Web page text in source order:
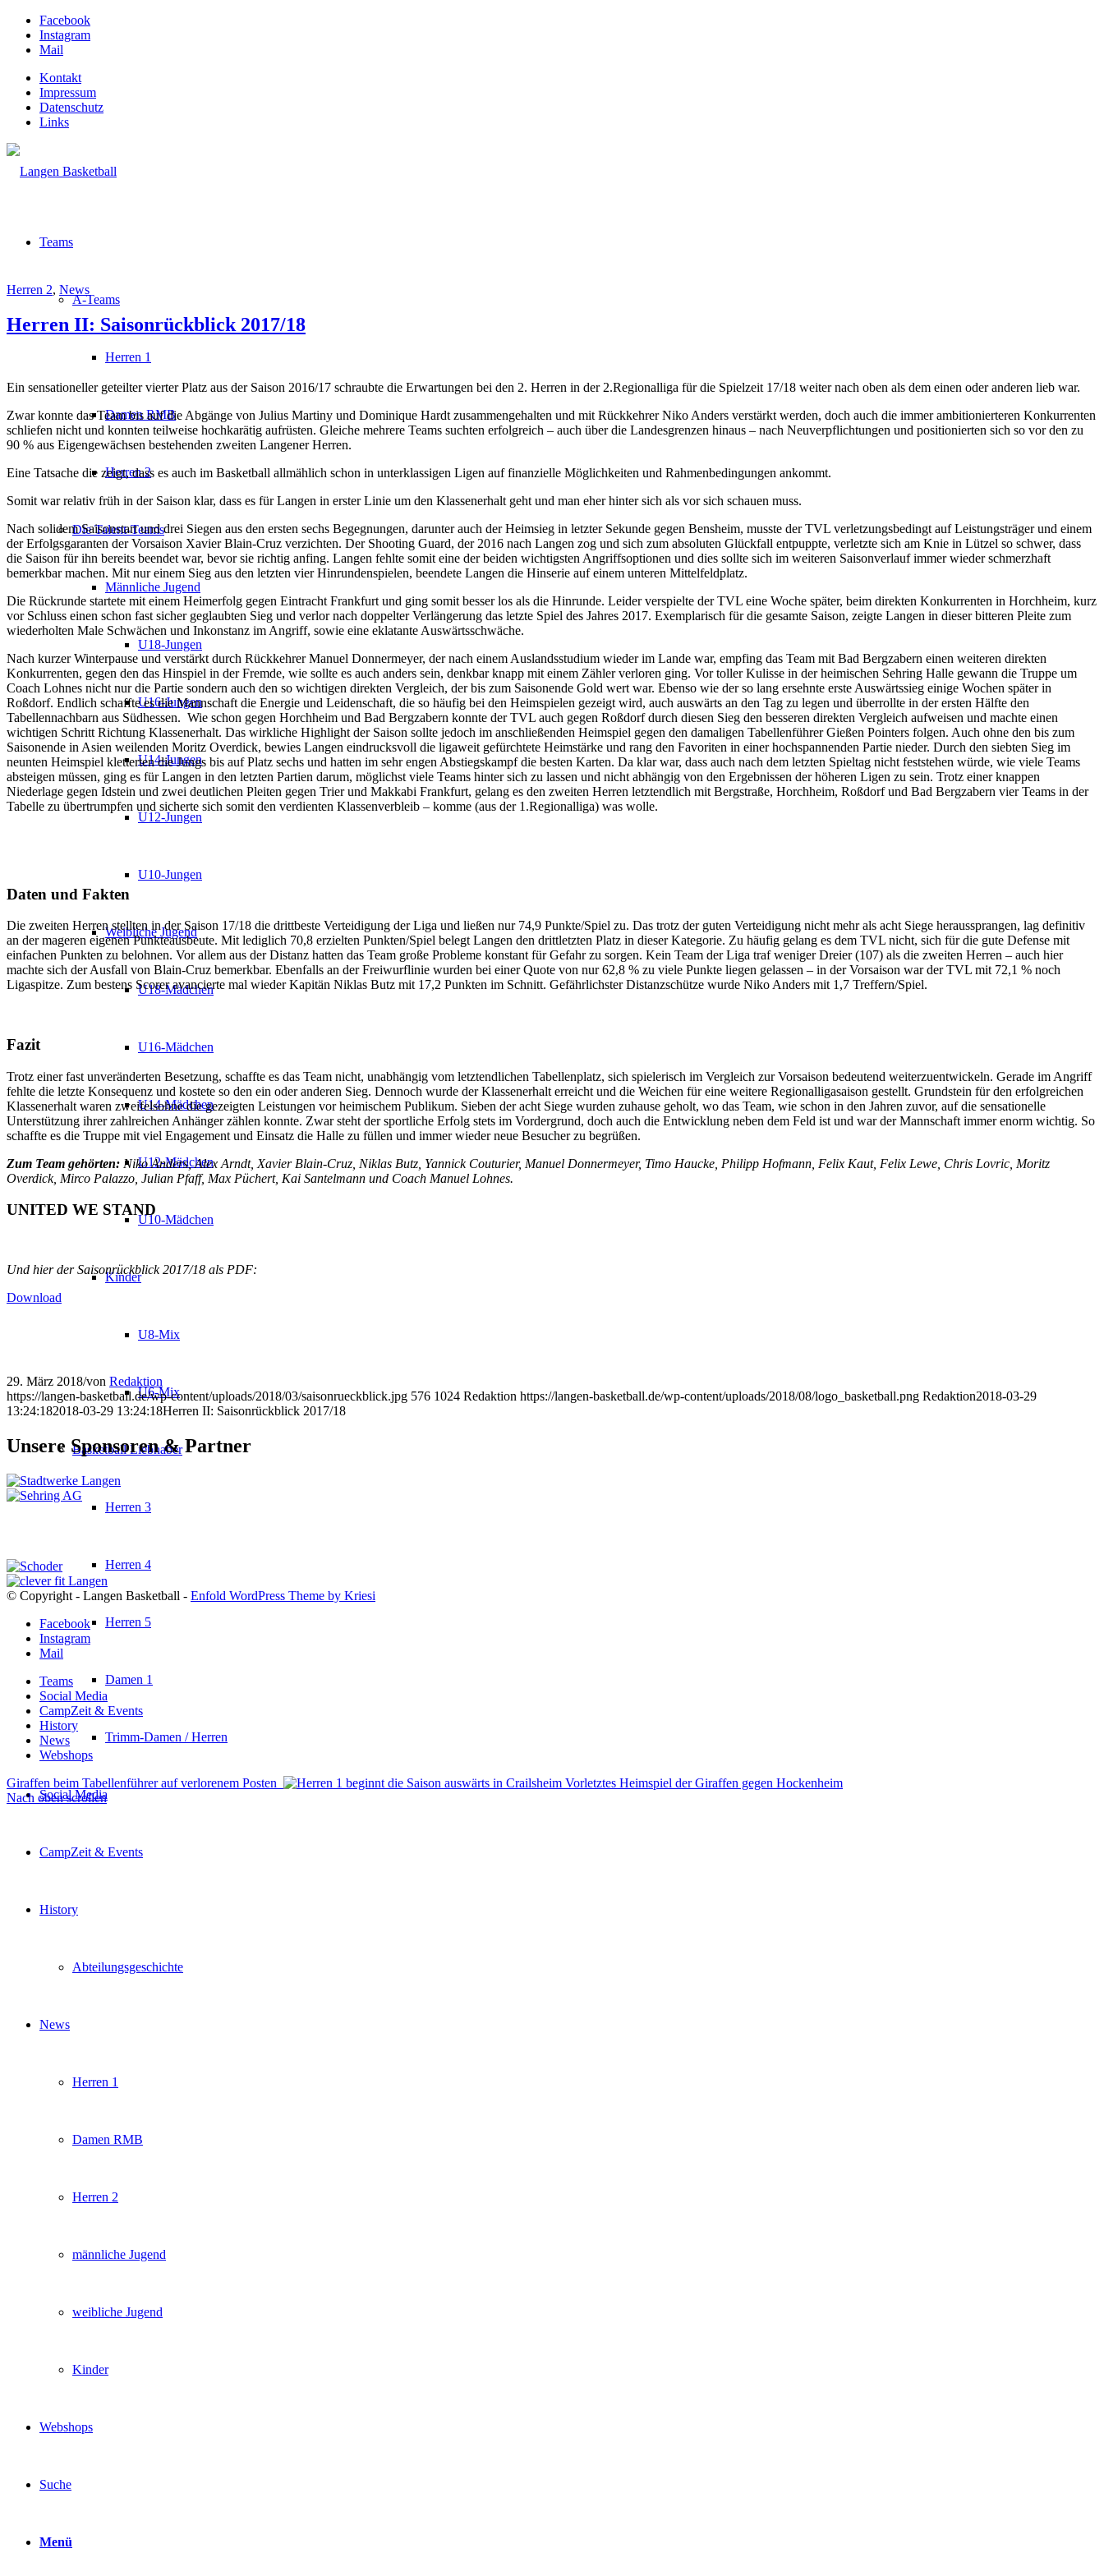
Facebook
Instagram
Mail
Kontakt
Impressum
Datenschutz
Links
Teams
A-Teams
Herren 1
Damen RMB
Herren 2
Die Talent-Teams
Männliche Jugend
U18-Jungen
U16-Jungen
U14-Jungen
U12-Jungen
U10-Jungen
Weibliche Jugend
U18-Mädchen
U16-Mädchen
U14-Mädchen
U12-Mädchen
U10-Mädchen
Kinder
U8-Mix
U6-Mix
Basketball Liebhaber
Herren 3
Herren 4
Herren 5
Damen 1
Trimm-Damen / Herren
Social Media
CampZeit & Events
History
Abteilungsgeschichte
News
Herren 1
Damen RMB
Herren 2
männliche Jugend
weibliche Jugend
Kinder
Webshops
Suche
Menü
Herren 2, News
Herren II: Saisonrückblick 2017/18
Ein sensationeller geteilter vierter Platz aus der Saison 2016/17 schraubte die Erwartungen bei den 2. Herren in der 2.Regionalliga für die Spielzeit 17/18 weiter nach oben als dem einen oder anderen lieb war.
Zwar konnte das Team bis auf die Abgänge von Julius Martiny und Dominique Hardt zusammengehalten und mit Rückkehrer Niko Anders verstärkt werden, doch auch die immer ambitionierteren Konkurrenten
schliefen nicht und konnten teilweise hochkarätig aufrüsten. Gleiche mehrere Teams suchten erfolgreich – auch über die Landesgrenzen hinaus – nach Neuverpflichtungen und positionierten sich so vor den zu
90 % aus Eigengewächsen bestehenden zweiten Langener Herren.
Eine Tatsache die zeigt, dass es auch im Basketball allmählich schon in unterklassigen Ligen auf finanzielle Möglichkeiten und Rahmenbedingungen ankommt.
Somit war relativ früh in der Saison klar, dass es für Langen in erster Linie um den Klassenerhalt geht und man eher hinter sich als vor sich schauen muss.
Nach solidem Saisonstart und drei Siegen aus den ersten sechs Begegnungen, darunter auch der Heimsieg in letzter Sekunde gegen Bensheim, musste der TVL verletzungsbedingt auf Leistungsträger und einem
der Erfolgsgaranten der Vorsaison Xavier Blain-Cruz verzichten. Der Shooting Guard, der 2016 nach Langen zog und sich zum absoluten Glückfall entpuppte, verletzte sich am Knie in Lützel so schwer, dass
die Saison für ihn bereits beendet war, bevor sie richtig anfing. Langen fehlte somit eine der beiden wichtigsten Angriffsoptionen und dies sollte sich im weiteren Saisonverlauf immer wieder schmerzhaft
bemerkbar machen. Mit nur einem Sieg aus den letzten vier Hinrundenspielen, beendete Langen die Hinserie auf einem unteren Mittelfeldplatz.
Die Rückrunde startete mit einem Heimerfolg gegen Eintracht Frankfurt und ging somit besser los als die Hinrunde. Leider verspielte der TVL eine Woche später, beim direkten Konkurrenten in Horchheim, kurz
vor Schluss einen schon fast sicher geglaubten Sieg und verlor nach doppelter Verlängerung das letzte Spiel des Jahres 2017. Exemplarisch für die gesamte Saison, zeigte Langen in dieser bitteren Pleite zum
wiederholten Male Schwächen und Inkonstanz im Angriff, sowie eine eklatante Auswärtsschwäche.
Nach kurzer Winterpause und verstärkt durch Rückkehrer Manuel Donnermeyer, der nach einem Auslandsstudium wieder im Lande war, empfing das Team mit Bad Bergzabern einen weiteren direkten
Konkurrenten, gegen den das Hinspiel in der Fremde, wie sollte es auch anders sein, denkbar knapp mit einem Zähler verloren ging. Vor toller Kulisse in der heimischen Sehring Halle gewann die Truppe um
Coach Lohnes nicht nur die Partie sondern auch den so wichtigen direkten Vergleich, der bis zum Saisonende Gold wert war. Ebenso wie der so lang ersehnte erste Auswärtssieg einige Wochen später in
Roßdorf. Endlich schaffte es die Mannschaft die Energie und Leidenschaft, die so häufig bei den Heimspielen gezeigt wird, auch auswärts an den Tag zu legen und überrollte in der ersten Hälfte den
Tabellennachbarn aus Südhessen. Wie schon gegen Horchheim und Bad Bergzabern konnte der TVL auch gegen Roßdorf durch diesen Sieg den besseren direkten Vergleich aufweisen und machte einen
wichtigen Schritt Richtung Klassenerhalt. Das wirkliche Highlight der Saison sollte jedoch im anschließenden Heimspiel gegen den damaligen Tabellenführer Gießen Pointers folgen. Auch ohne den bis zum
Saisonende in Asien weilenden Moritz Overdick, bewies Langen eindrucksvoll die ligaweit gefürchtete Heimstärke und rang den Favoriten in einer hochspannenden Partie nieder. Durch den siebten Sieg im
neunten Heimspiel kletterten die Jungs bis auf Platz sechs und hatten im sehr engen Abstiegskampf die besten Karten. Da klar war, dass auch nach dem letzten Spieltag nicht feststehen würde, wie viele Teams
absteigen müssen, ging es für Langen in den letzten Partien darum, möglichst viele Teams hinter sich zu lassen und nicht abhängig von den Ergebnissen der höheren Ligen zu sein. Trotz einer knappen
Niederlage gegen Idstein und zwei deutlichen Pleiten gegen Trier und Makkabi Frankfurt, gelang es den zweiten Herren letztendlich mit Bergstraße, Horchheim, Roßdorf und Bad Bergzabern vier Teams in der
Tabelle zu übertrumpfen und sicherte sich somit den verdienten Klassenverbleib – komme (aus der 1.Regionalliga) was wolle.
Daten und Fakten
Die zweiten Herren stellten in der Saison 17/18 die drittbeste Verteidigung der Liga und ließen nur 74,9 Punkte/Spiel zu. Das trotz der guten Verteidigung nicht mehr als acht Siege heraussprangen, lag definitiv
an der mageren eigenen Punkteausbeute. Mit lediglich 70,8 erzielten Punkten/Spiel belegt Langen den drittletzten Platz in dieser Kategorie. Zu häufig gelang es dem TVL nicht, sich für die gute Defense mit
einfachen Punkten zu belohnen. Vor allem aus der Distanz hatten das Team große Probleme konstant für Gefahr zu sorgen. Kein Team der Liga traf weniger Dreier (107) als die zweiten Herren – auch hier
machte sich der Ausfall von Blain-Cruz bemerkbar. Ebenfalls an der Freiwurflinie wurden bei einer Quote von nur 62,8 % zu viele Punkte liegen gelassen – in der Vorsaison war der TVL mit 72,1 % noch
Ligaspitze. Zum bestens Scorer avancierte mal wieder Kapitän Niklas Butz mit 17,2 Punkten im Schnitt. Gefährlichster Distanzschütze wurde Niko Anders mit 1,7 Treffern/Spiel.
Fazit
Trotz einer fast unveränderten Besetzung, schaffte es das Team nicht, unabhängig vom letztendlichen Tabellenplatz, sich spielerisch im Vergleich zur Vorsaison bedeutend weiterzuentwickeln. Gerade im Angriff
fehlte die letzte Konsequenz und kostete so den ein oder anderen Sieg. Dennoch wurde der Klassenerhalt erreicht und die Weichen für eine weitere Regionalligasaison gestellt. Grundstein für den erfolgreichen
Klassenerhalt waren zweifelsohne die gezeigten Leistungen vor heimischem Publikum. Sieben der acht Siege wurden zuhause geholt, wo das Team, wie schon in den Jahren zuvor, auf die sensationelle
Unterstützung ihrer zahlreichen Anhänger zählen konnte. Zwar steht der sportliche Erfolg stets im Vordergrund, doch auch die Entwicklung neben dem Feld ist und war der Mannschaft immer enorm wichtig. So
schaffte es die Truppe mit viel Engagement und Einsatz die Halle zu füllen und immer wieder neue Besucher zu begrüßen.
Zum Team gehörten: Niko Anders, Alex Arndt, Xavier Blain-Cruz, Niklas Butz, Yannick Couturier, Manuel Donnermeyer, Timo Haucke, Philipp Hofmann, Felix Kaut, Felix Lewe, Chris Lovric, Moritz
Overdick, Mirco Palazzo, Julian Pfaff, Max Püchert, Kai Santelmann und Coach Manuel Lohnes.
UNITED WE STAND
Und hier der Saisonrückblick 2017/18 als PDF:
Download
29. März 2018/von Redaktion
https://langen-basketball.de/wp-content/uploads/2018/03/saisonrueckblick.jpg 576 1024 Redaktion https://langen-basketball.de/wp-content/uploads/2018/08/logo_basketball.png Redaktion2018-03-29
13:24:182018-03-29 13:24:18Herren II: Saisonrückblick 2017/18
Unsere Sponsoren & Partner
© Copyright - Langen Basketball - Enfold WordPress Theme by Kriesi
Facebook
Instagram
Mail
Teams
Social Media
CampZeit & Events
History
News
Webshops
Giraffen beim Tabellenführer auf verlorenem Posten
Vorletztes Heimspiel der Giraffen gegen Hockenheim
Nach oben scrollen